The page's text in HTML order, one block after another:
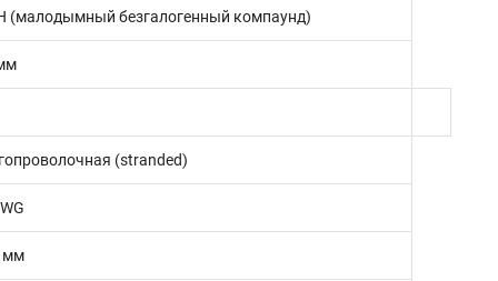
(малодымный безгалогенный компаунд)
(stranded)
мм